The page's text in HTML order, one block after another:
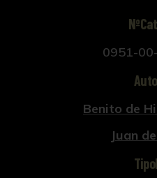
0951-00-
Benito de
Juan